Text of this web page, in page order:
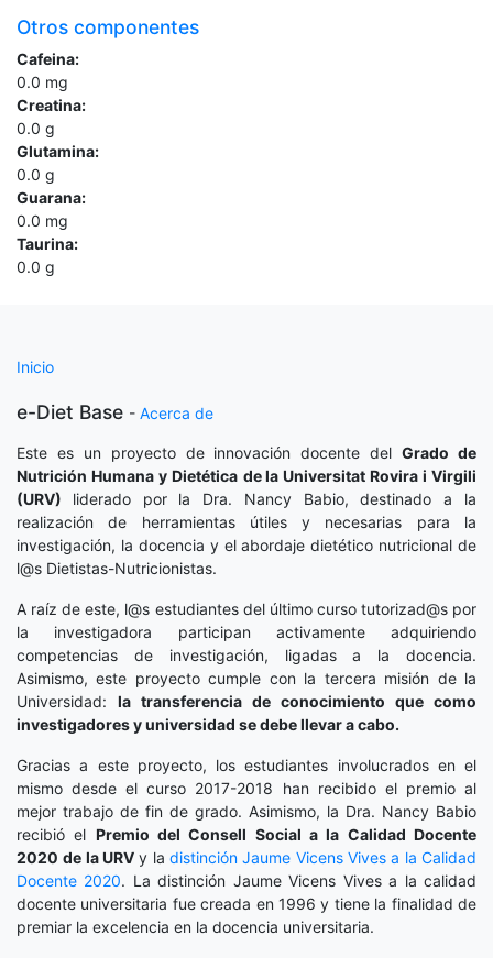
Otros componentes
Cafeina:
0.0 mg
Creatina:
0.0 g
Glutamina:
0.0 g
Guarana:
0.0 mg
Taurina:
0.0 g
Inicio
e-Diet Base - Acerca de
Este es un proyecto de innovación docente delGrado de
Nutrición Humana y Dietética de la Universitat Rovira i Virgili
(URV) liderado por la Dra. Nancy Babio, destinado a la
realización de herramientas útiles y necesarias para la
investigación, la docencia y el abordaje dietético nutricional de
l@s Dietistas-Nutricionistas.
A raíz de este, l@s estudiantes del último curso tutorizad@s por
la investigadora participan activamente adquiriendo
competencias de investigación, ligadas a la docencia.
Asimismo, este proyecto cumple con la tercera misión de la
Universidad: la transferencia de conocimiento que como
investigadores y universidad se debe llevar a cabo.
Gracias a este proyecto, los estudiantes involucrados en el
mismo desde el curso 2017-2018 han recibido el premio al
mejor trabajo de fin de grado. Asimismo, la Dra. Nancy Babio
recibió el Premio del Consell Social a la Calidad Docente
2020 de la URV y ladistinción Jaume Vicens Vives a la Calidad
Docente 2020. La distinción Jaume Vicens Vives a la calidad
docente universitaria fue creada en 1996 y tiene la finalidad de
premiar la excelencia en la docencia universitaria.